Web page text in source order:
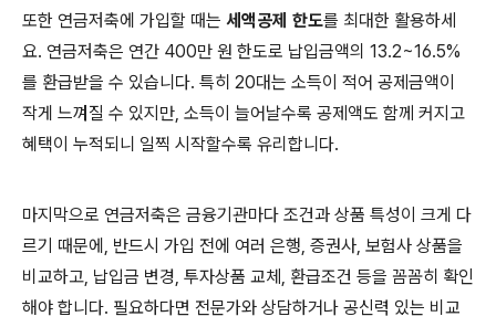
또한 연금저축에 가입할 때는 세액공제 한도를 최대한 활용하세
요. 연금저축은 연간 400만 원 한도로 납입금액의 13.2~16.5%
를 환급받을 수 있습니다. 특히 20대는 소득이 적어 공제금액이
작게 느껴질 수 있지만, 소득이 늘어날수록 공제액도 함께 커지고
혜택이 누적되니 일찍 시작할수록 유리합니다.
마지막으로 연금저축은 금융기관마다 조건과 상품 특성이 크게 다
르기 때문에, 반드시 가입 전에 여러 은행, 증권사, 보험사 상품을
비교하고, 납입금 변경, 투자상품 교체, 환급조건 등을 꼼꼼히 확인
해야 합니다. 필요하다면 전문가와 상담하거나 공신력 있는 비교